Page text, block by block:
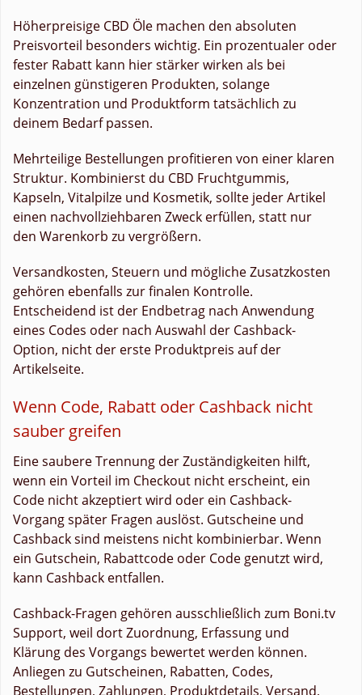
Höherpreisige CBD Öle machen den absoluten
Preisvorteil besonders wichtig. Ein prozentualer oder
fester Rabatt kann hier stärker wirken als bei
einzelnen günstigeren Produkten, solange
Konzentration und Produktform tatsächlich zu
deinem Bedarf passen.
Mehrteilige Bestellungen profitieren von einer klaren
Struktur. Kombinierst du CBD Fruchtgummis,
Kapseln, Vitalpilze und Kosmetik, sollte jeder Artikel
einen nachvollziehbaren Zweck erfüllen, statt nur
den Warenkorb zu vergrößern.
Versandkosten, Steuern und mögliche Zusatzkosten
gehören ebenfalls zur finalen Kontrolle.
Entscheidend ist der Endbetrag nach Anwendung
eines Codes oder nach Auswahl der Cashback-
Option, nicht der erste Produktpreis auf der
Artikelseite.
Wenn Code, Rabatt oder Cashback nicht
sauber greifen
Eine saubere Trennung der Zuständigkeiten hilft,
wenn ein Vorteil im Checkout nicht erscheint, ein
Code nicht akzeptiert wird oder ein Cashback-
Vorgang später Fragen auslöst. Gutscheine und
Cashback sind meistens nicht kombinierbar. Wenn
ein Gutschein, Rabattcode oder Code genutzt wird,
kann Cashback entfallen.
Cashback-Fragen gehören ausschließlich zum Boni.tv
Support, weil dort Zuordnung, Erfassung und
Klärung des Vorgangs bewertet werden können.
Anliegen zu Gutscheinen, Rabatten, Codes,
Bestellungen, Zahlungen, Produktdetails, Versand,